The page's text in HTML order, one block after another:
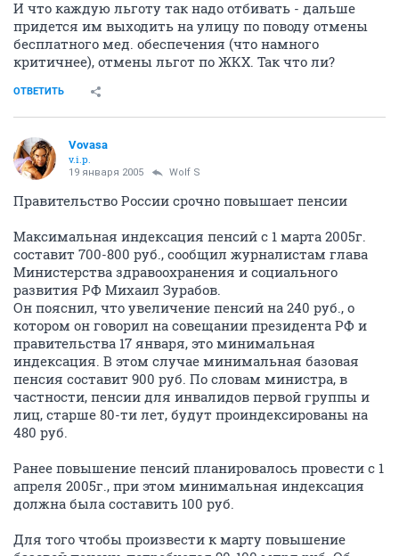
И что каждую льготу так надо отбивать - дальше
придется им выходить на улицу по поводу отмены
бесплатного мед. обеспечения (что намного
критичнее), отмены льгот по ЖКХ. Так что ли?
ОТВЕТИТЬ
Vovasa
v.i.p.
19 января 2005 Wolf S
Правительство России срочно повышает пенсии
Максимальная индексация пенсий с 1 марта 2005г.
составит 700-800 руб., сообщил журналистам глава
Министерства здравоохранения и социального
развития РФ Михаил Зурабов.
Он пояснил, что увеличение пенсий на 240 руб., о
котором он говорил на совещании президента РФ и
правительства 17 января, это минимальная
индексация. В этом случае минимальная базовая
пенсия составит 900 руб. По словам министра, в
частности, пенсии для инвалидов первой группы и
лиц, старше 80-ти лет, будут проиндексированы на
480 руб.
Ранее повышение пенсий планировалось провести с 1
апреля 2005г., при этом минимальная индексация
должна была составить 100 руб.
Для того чтобы произвести к марту повышение